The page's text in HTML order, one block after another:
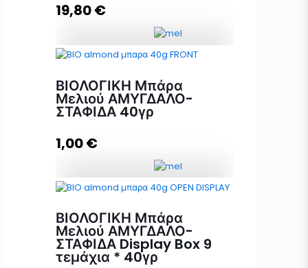
Προσθήκη στο καλάθι
19,80€
ΛΙΝΑΡΟΣΠΟΡΟΣ Display Box 24
τεμάχια * 40γρ ποσότητα
Προσθήκη στο καλάθι
ΒΙΟΛΟΓΙΚΗ Μπάρα
Μελιού ΑΜΥΓΔΑΛΟ-
ΣΤΑΦΙΔΑ 40γρ
1,00€
ΑΜΥΓΔΑΛΟ-ΣΤΑΦΙΔΑ 40γρ
ποσότητα
ΒΙΟΛΟΓΙΚΗ Μπάρα
Μελιού ΑΜΥΓΔΑΛΟ-
ΣΤΑΦΙΔΑ Display Box 9
τεμάχια * 40γρ